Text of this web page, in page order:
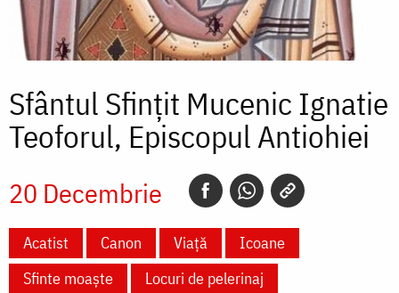
Sfântul Sfințit Mucenic Ignatie
Teoforul, Episcopul Antiohiei
20 Decembrie
Acatist Canon Viață
Icoane
Sfinte moaște
Locuri de pelerinaj